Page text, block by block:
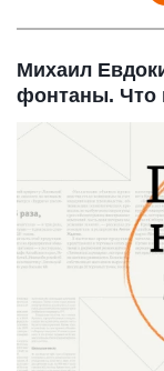
Михаил
фонтаны. Что